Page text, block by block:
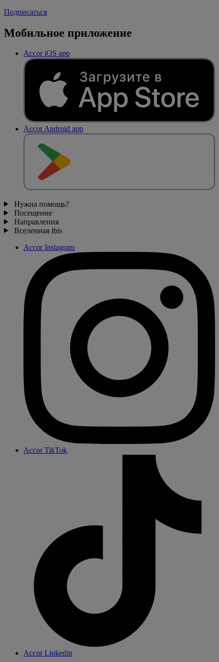
Подписаться
Мобильное приложение
Accor iOS app
Accor Android app
Нужна помощь?
Посещение
Направления
Вселенная ibis
Accor Instagram
Accor TikTok
Accor Linkedin